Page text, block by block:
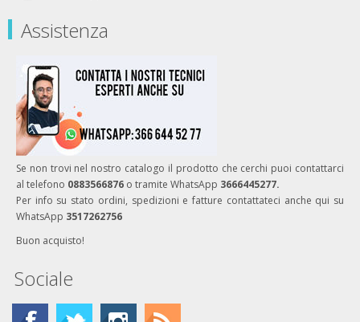
Assistenza
Se non trovi nel nostro catalogo il prodotto che cerchi puoi contattarci
al telefono 0883566876 o tramite WhatsApp 3666445277.
Per info su stato ordini, spedizioni e fatture contattateci anche qui su
WhatsApp 3517262756
Buon acquisto!
Sociale